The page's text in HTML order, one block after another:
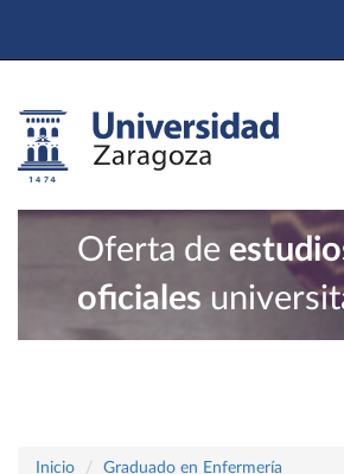
Oferta de
oficiales
Inicio
Graduado en Enfermería